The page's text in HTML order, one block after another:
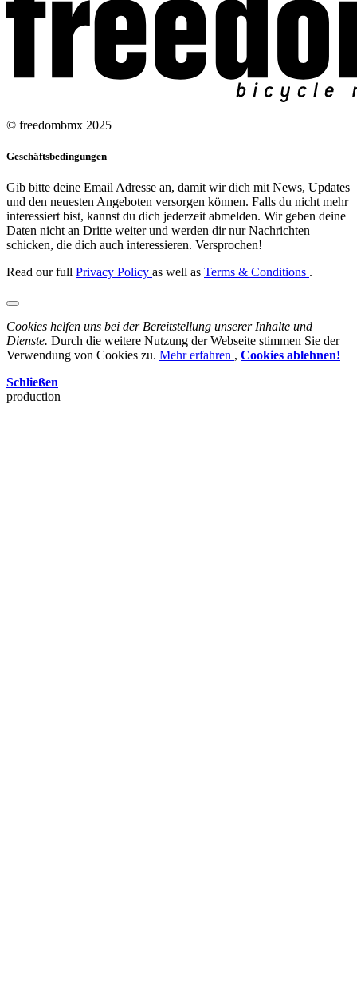
© freedombmx 2025
Geschäftsbedingungen
Gib bitte deine Email Adresse an, damit wir dich mit News, Updates
und den neuesten Angeboten versorgen können. Falls du nicht mehr
interessiert bist, kannst du dich jederzeit abmelden. Wir geben deine
Daten nicht an Dritte weiter und werden dir nur Nachrichten
schicken, die dich auch interessieren. Versprochen!
Read our full Privacy Policy as well as Terms & Conditions .
Cookies helfen uns bei der Bereitstellung unserer Inhalte und
Dienste. Durch die weitere Nutzung der Webseite stimmen Sie der
Verwendung von Cookies zu. Mehr erfahren , Cookies ablehnen!
Schließen
production